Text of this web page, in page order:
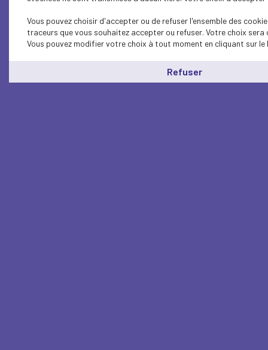
Vous pouvez choisir d'accepter ou de refuser l'ensemble des
traceurs que vous souhaitez accepter ou refuser. Votre choix
Vous pouvez modifier votre choix à tout moment en cliquant sur le
Refuser